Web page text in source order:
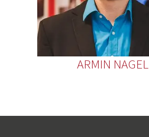
ARMIN NAGEL